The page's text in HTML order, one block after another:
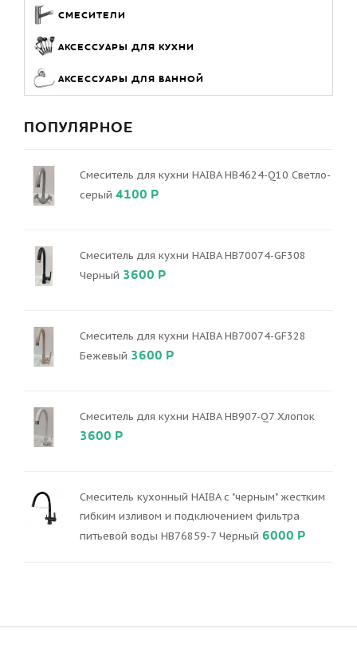
СМЕСИТЕЛИ
АКСЕССУАРЫ ДЛЯ КУХНИ
АКСЕССУАРЫ ДЛЯ ВАННОЙ
ПОПУЛЯРНОЕ
Смеситель для кухни HAIBA HB4624-Q10 Светло-
серый 4100 Р
Смеситель для кухни HAIBA HB70074-GF308
Черный 3600 Р
Смеситель для кухни HAIBA HB70074-GF328
Бежевый 3600 Р
Смеситель для кухни HAIBA HB907-Q7 Хлопок
3600 Р
Смеситель кухонный HAIBA с "черным" жестким
гибким изливом и подключением фильтра
питьевой воды HB76859-7 Черный 6000 Р